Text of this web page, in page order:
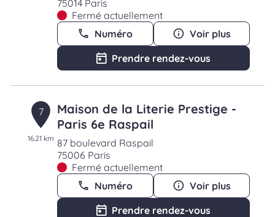
75014 Paris
Fermé actuellement
Numéro
Voir plus
Prendre rendez-vous
7
16.21 km
Maison de la Literie Prestige -
Paris 6e Raspail
87 boulevard Raspail
75006 Paris
Fermé actuellement
Numéro
Voir plus
Prendre rendez-vous